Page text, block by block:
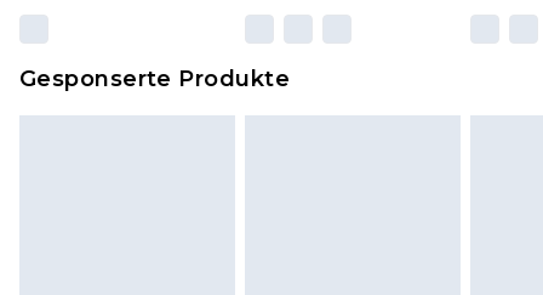
zurückgesendet werden.
Klickehierum unsere vollständigen
Gesponserte Produkte